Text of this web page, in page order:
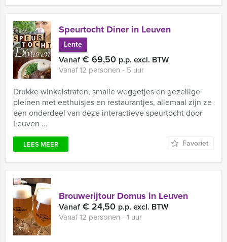
Speurtocht Diner in Leuven
Lente
Vanaf€ 69,50 p.p. excl. BTW
Vanaf 12 personen ‐ 5 uur
Drukke winkelstraten, smalle weggetjes en gezellige
pleinen met eethuisjes en restaurantjes, allemaal zijn ze
een onderdeel van deze interactieve speurtocht door
Leuven ...
LEES MEER Favoriet
Brouwerijtour Domus in Leuven
Vanaf€ 24,50 p.p. excl. BTW
Vanaf 12 personen ‐ 1 uur